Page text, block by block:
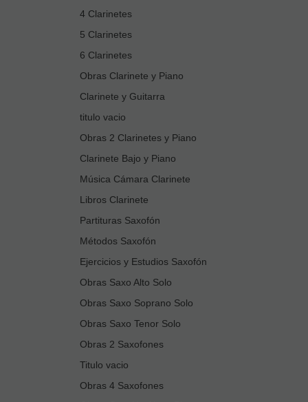
4 Clarinetes
5 Clarinetes
6 Clarinetes
Obras Clarinete y Piano
Clarinete y Guitarra
titulo vacio
Obras 2 Clarinetes y Piano
Clarinete Bajo y Piano
Música Cámara Clarinete
Libros Clarinete
Partituras Saxofón
Métodos Saxofón
Ejercicios y Estudios Saxofón
Obras Saxo Alto Solo
Obras Saxo Soprano Solo
Obras Saxo Tenor Solo
Obras 2 Saxofones
Titulo vacio
Obras 4 Saxofones